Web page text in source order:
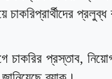
চাকরিপ্রার্থীদের
চাকরির প্রস্তাব,